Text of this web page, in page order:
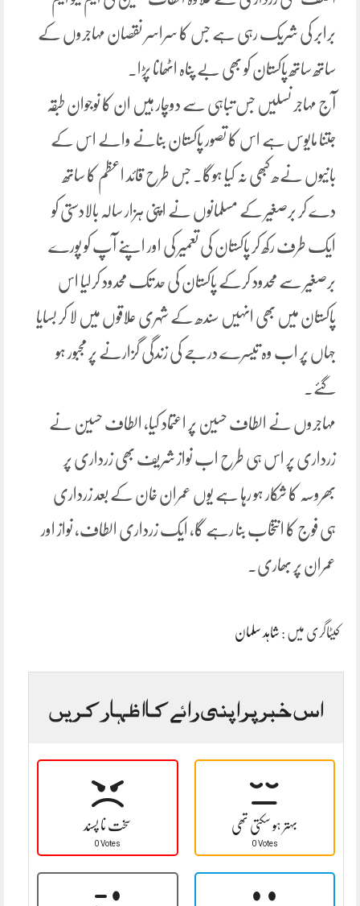
برابر کی شریک رہی ہے جس کا سراسر نقصان مہاجروں کے
ساتھ ساتھ پاکستان کو بھی بے پناہ اٹھانا پڑا۔
آج مہاجر نسلیں جس تباہی سے دوچار ہیں ان کا نوجوان طبقہ
جتنا مایوس ہے اس کا تصور پاکستان بنانے والے اس کے
بانیوں نےھ کبھی نہ کیا ہوگا۔ جس طرح قائد اعظم کا ساتھ
دے کر برصغیر کے مسلمانوں نے اپنی ہزار سالہ بالادستی کو
ایک طرف رکھ کر پاکستان کی تعمیر کی اور اپنے آپ کو پورے
برصغیر سے محدود کرکے پاکستان کی حد تک محدود کرلیا اس
پاکستان میں بھی انہیں سندھ کے شہری علاقوں میں لا کر بسایا
جہاں پر اب وہ تیسرے درجے کی زندگی گزارنے پر مجبور ہو
گئے۔
مہاجروں نے الطاف حسین پر اعتماد کیا، الطاف حسین نے
زرداری پر اس ہی طرح اب نواز شریف بھی زرداری پر
بھروسہ کا شکار ہو رہا ہے یوں عمران خان کے بعد زرداری
ہی فوج کا انتخاب بنا رہے گا، ایک زرداری الطاف، نواز اور
عمران پر بھاری۔
کیٹاگری میں : شاہد سلمان
اس خبر پر اپنی رائے کا اظہار کریں
سخت نا پسند
0 Votes
بہتر ہو سکتی تھی
0 Votes